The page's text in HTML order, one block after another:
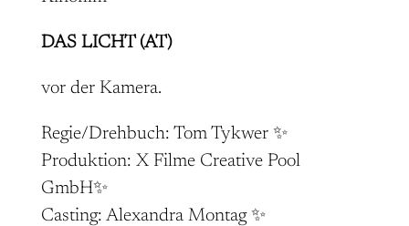
DAS LICHT (AT)
vor der Kamera.
Regie/Drehbuch: Tom Tykwer ✨
Produktion: X Filme Creative Pool
GmbH✨
Casting: Alexandra Montag ✨